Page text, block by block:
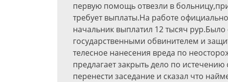
первую помощь отвезли в
требует выплаты.На работе
начальник выплатил 12 тысяч рур.Было
государственными обвинителем и
телесное нанесения вреда по
предлагает закрыть дело по
перенести заседание и сказал что